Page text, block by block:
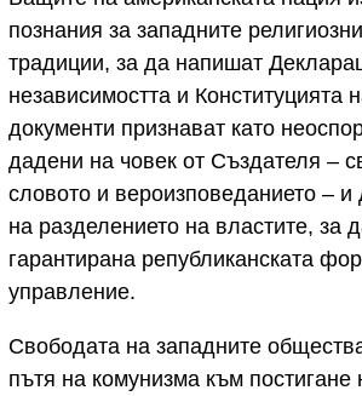
познания за западните
традиции, за да напишат
независимостта и
документи признават като
дадени на човек от Създателя –
словото и вероизповеданието – и
на разделението на властите, за
гарантирана републиканската
управление.
Свободата на западните
пътя на комунизма към постигане